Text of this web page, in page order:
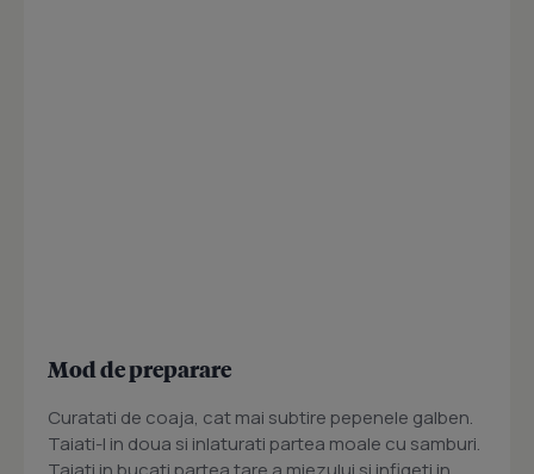
Mod de preparare
Curatati de coaja, cat mai subtire pepenele galben.
Taiati-l in doua si inlaturati partea moale cu samburi.